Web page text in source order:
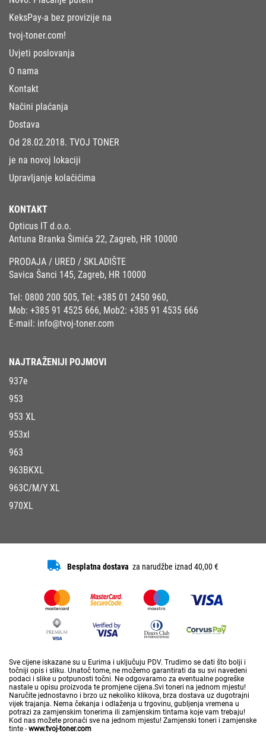
KeksPay-a bez provizije na
tvoj-toner.com!
Uvjeti poslovanja
O nama
Kontakt
Načini plaćanja
Dostava
Od 28.02.2018. TVOJ TONER
je na novoj lokaciji
Upravljanje kolačićima
KONTAKT
Opticus IT d.o.o.
Antuna Branka Šimića 22, Zagreb, HR 10000
PRODAJA / URED / SKLADIŠTE
Savica Šanci 145, Zagreb, HR 10000
Tel: 0800 200 505, Tel: +385 01 2450 960,
Mob: +385 91 4525 666, Mob2: +385 91 4535 666
E-mail: info@tvoj-toner.com
NAJTRAŽENIJI POJMOVI
937e
953
953 XL
953xl
963
963BKXL
963C/M/Y XL
970XL
Besplatna dostava za narudžbe iznad 40,00 €
Sve cijene iskazane su u Eurima i uključuju PDV. Trudimo se dati što bolji i
točniji opis i sliku. Unatoč tome, ne možemo garantirati da su svi navedeni
podaci i slike u potpunosti točni. Ne odgovaramo za eventualne pogreške
nastale u opisu proizvoda te promjene cijena.Svi toneri na jednom mjestu!
Naručite jednostavno i brzo uz nekoliko klikova, brza dostava uz dugotrajni
vijek trajanja. Nema čekanja i odlaženja u trgovinu, gubljenja vremena u
potrazi za zamjenskim tonerima ili zamjenskim tintama koje vam trebaju!
Kod nas možete pronaći sve na jednom mjestu! Zamjenski toneri i zamjenske
tinte - www.tvoj-toner.com